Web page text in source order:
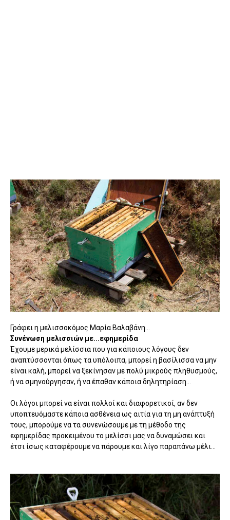
Γράφει η μελισσοκόμος Μαρία Βαλαβάνη...
Συνένωση μελισσιών με...εφημερίδα
Έχουμε μερικά μελίσσια που για κάποιους λόγους δεν
αναπτύσσονται όπως τα υπόλοιπα, μπορεί η βασίλισσα να μην
είναι καλή, μπορεί να ξεκίνησαν με πολύ μικρούς πληθυσμούς,
ή να σμηνούργησαν, ή να έπαθαν κάποια δηλητηρίαση...
Οι λόγοι μπορεί να είναι πολλοί και διαφορετικοί, αν δεν
υποπτευόμαστε κάποια ασθένεια ως αιτία για τη μη ανάπτυξή
τους, μπορούμε να τα συνενώσουμε με τη μέθοδο της
εφημερίδας προκειμένου το μελίσσι μας να δυναμώσει και
έτσι ίσως καταφέρουμε να πάρουμε και λίγο παραπάνω μέλι...